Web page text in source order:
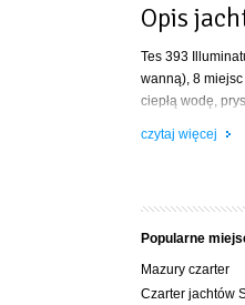
Opis
Tes 393
wanną), 8
ciepłą wodę,
czytaj więcej
Popularne
Mazury czarter
Czarter jachtów